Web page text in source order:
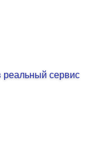
реальный сервис